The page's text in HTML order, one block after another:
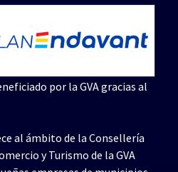
por la GVA gracias al
al ámbito de la Consellería
y Turismo de la GVA